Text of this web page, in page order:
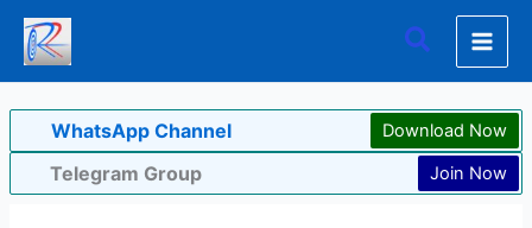
Skip
content
Search
WhatsApp Channel Download Now
Telegram Group Join Now